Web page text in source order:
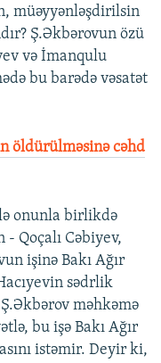
müəyyənləşdirilsin
Ş.Əkbərovun özü
və İmanqulu
bu barədə vəsatət
öldürülməsinə cəhd
onunla birlikdə
Qoçalı Cəbiyev,
işinə Bakı Ağır
sədrlik
məhkəmə
bu işə Bakı Ağır
istəmir. Deyir ki,